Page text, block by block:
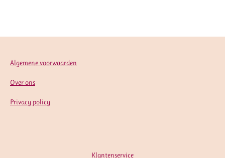
Algemene voorwaarden
Over ons
Privacy policy
Klantenservice